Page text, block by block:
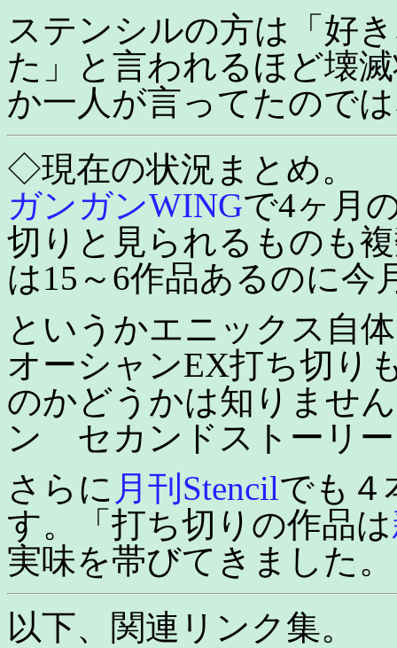
ステンシルの方は「好
た」と言われるほど壊
か一人が言ってたので
◇現在の状況まとめ。
ガンガンWINGで4ヶ月
切りと見られるものも
は15～6作品あるのに今
というかエニックス自
オーシャンEX打ち切り
のかどうかは知りませ
ン セカンドストーリ
さらに 月刊Stencilでも４
す。「打ち切りの作品は
実味を帯びてきました。
以下、関連リンク集。